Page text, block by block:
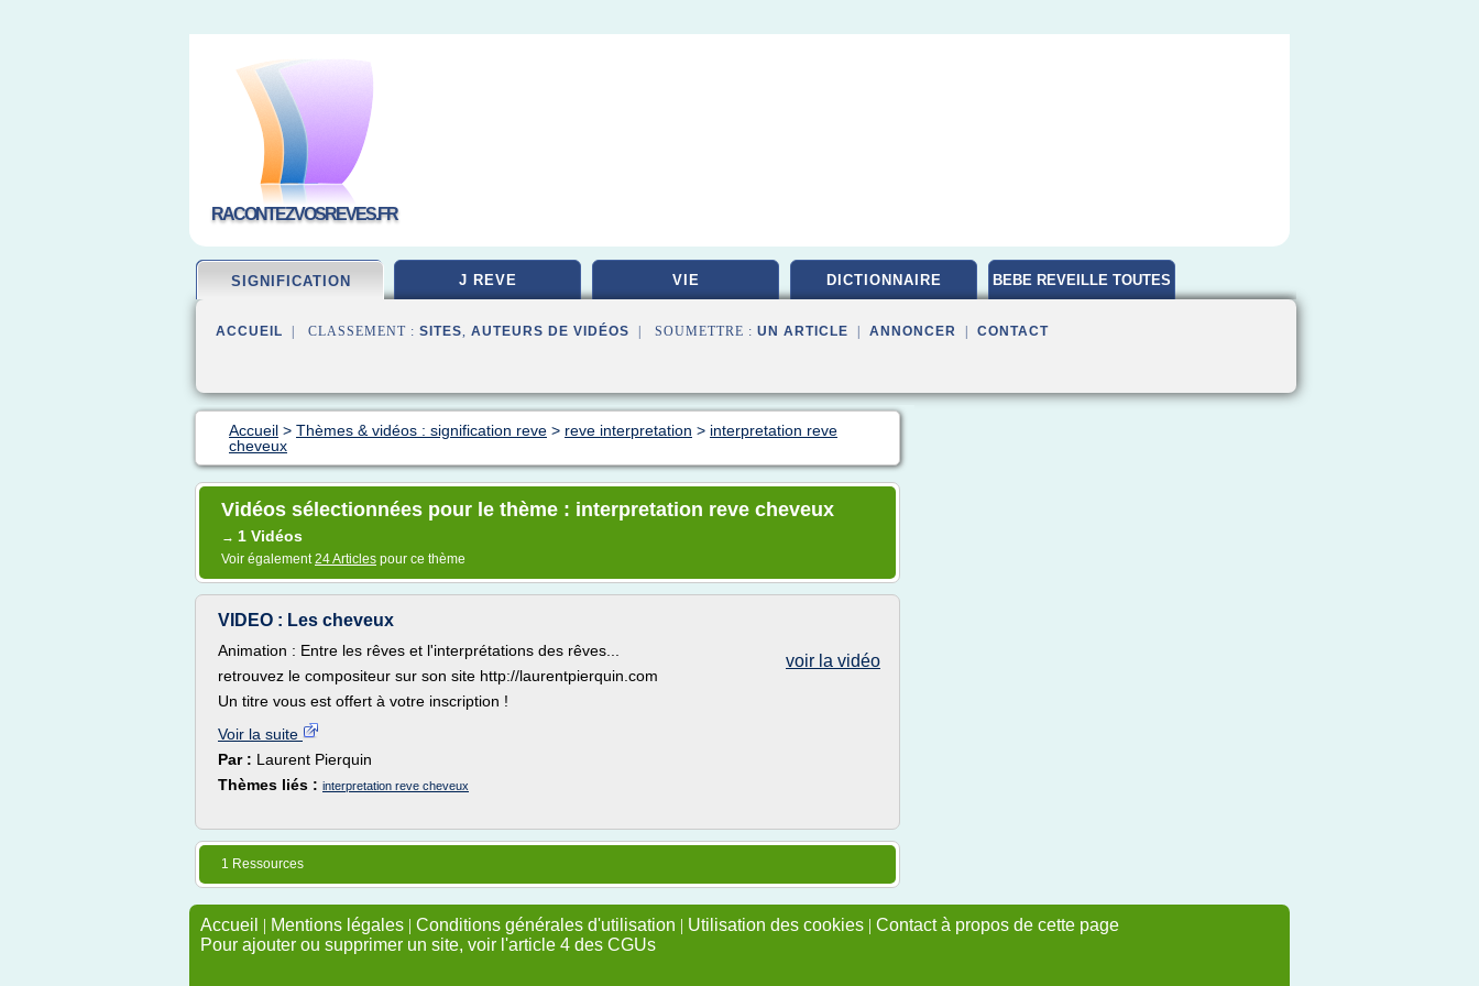
RACONTEZVOSREVES.FR
SIGNIFICATION J REVE VIE DICTIONNAIRE BEBE REVEILLE TOUTES
ACCUEIL | CLASSEMENT : SITES, AUTEURS DE VIDÉOS | SOUMETTRE : UN ARTICLE ANNONCER CONTACT
Accueil > Thèmes & vidéos : signification reve > reve interpretation > interpretation reve
cheveux
Vidéos sélectionnées pour le thème : interpretation reve cheveux
→ 1 Vidéos
Voir également24 Articles pour ce thème
VIDEO : Les cheveux
voir la vidéo
Animation : Entre les rêves et l'interprétations des rêves...
retrouvez le compositeur sur son site http://laurentpierquin.com
Un titre vous est offert à votre inscription !
Voir la suite
Par : Laurent Pierquin
Thèmes liés : interpretation reve cheveux
1 Ressources
Accueil | Mentions légales | Conditions générales d'utilisation | Utilisation des cookies | Contact à propos de cette page
Pour ajouter ou supprimer un site, voir l'article 4 des CGUs